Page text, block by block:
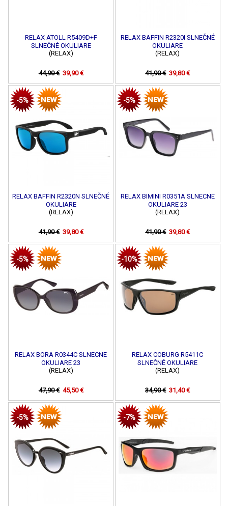
RELAX ATOLL R5409D+F
SLNEČNÉ OKULIARE
(RELAX)
44,90 € 39,90 €
RELAX BAFFIN R2320I SLNEČNÉ
OKULIARE
(RELAX)
41,90 € 39,80 €
-5%
RELAX BAFFIN R2320N SLNEČNÉ
OKULIARE
(RELAX)
41,90 € 39,80 €
-5%
RELAX BIMINI R0351A SLNECNE
OKULIARE 23
(RELAX)
41,90 € 39,80 €
-5%
RELAX BORA R0344C SLNECNE
OKULIARE 23
(RELAX)
47,90 € 45,50 €
-10%
RELAX COBURG R5411C
SLNEČNÉ OKULIARE
(RELAX)
34,90 € 31,40 €
-5% -7%